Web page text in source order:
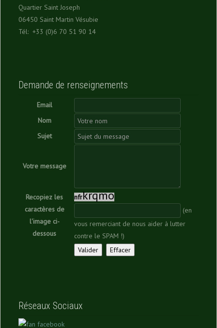
Quartier Saint Joseph
06450 Saint Martin Vésubie
Tél: +33 (0)6 70 51 90 14
Demande de renseignements
Email
Nom
Sujet
Votre message
Recopiez les
caractères de
l'image ci-
dessous
nfrkrqmo
(en
vous remerciant de nous aider à lutter
contre le SPAM !)
Réseaux Sociaux